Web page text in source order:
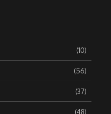
(10)
(56)
(37)
(48)